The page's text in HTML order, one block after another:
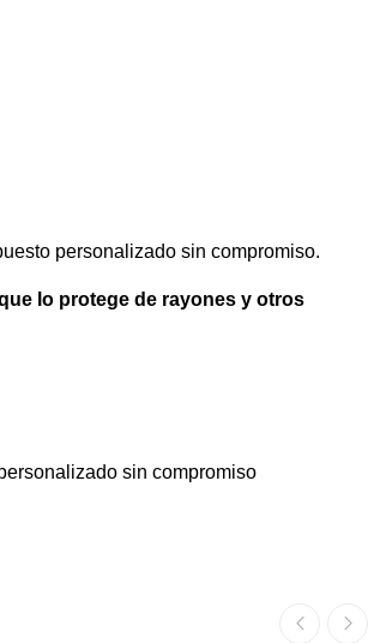
personalizado sin compromiso.
lo protege de rayones y otros
sin compromiso